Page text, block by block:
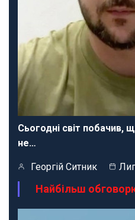
Сьогодні світ побачив,
не…
Георгій Ситник
Найбільш